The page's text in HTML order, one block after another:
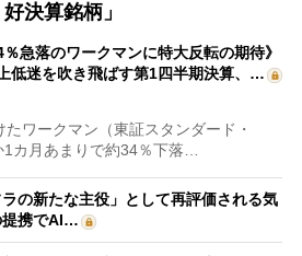
決算銘柄」
％急落のワークマンに特大反転の期待》
低迷を吹き飛ばす第1四半期決算、…
ワークマン（東証スタンダード・
カ月あまりで約34％下落…
の新たな主役」として再評価される気
携でAI…